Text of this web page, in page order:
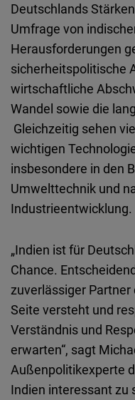
Deutschlands
Umfrage von
Herausforderungen
sicherheitspolitische
wirtschaftliche
Wandel sowie die
Gleichzeitig sehen
wichtigen
insbesondere in den
Umwelttechnik und
Industrieentwicklung.
„Indien ist für
Chance.
zuverlässiger
Seite versteht und
Verständnis und
erwarten“, sagt
Außenpolitikexperte
Indien interessant zu